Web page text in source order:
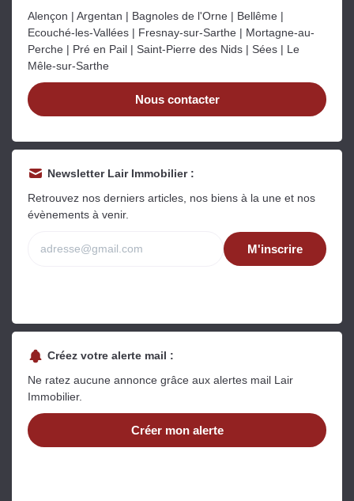
Alençon | Argentan | Bagnoles de l'Orne | Bellême |
Ecouché-les-Vallées | Fresnay-sur-Sarthe | Mortagne-au-
Perche | Pré en Pail | Saint-Pierre des Nids | Sées | Le
Mêle-sur-Sarthe
Nous contacter
Newsletter Lair Immobilier :
Retrouvez nos derniers articles, nos biens à la une et nos
évènements à venir.
M'inscrire
Créez votre alerte mail :
Ne ratez aucune annonce grâce aux alertes mail Lair
Immobilier.
Créer mon alerte